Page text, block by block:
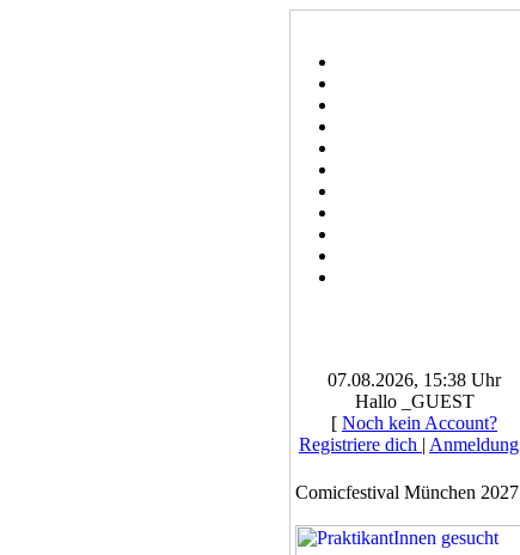
07.08.2026, 15:38 Uhr
Hallo _GUEST
[ Noch kein Account?
Registriere dich | Anmeldung
Comicfestival München 2027